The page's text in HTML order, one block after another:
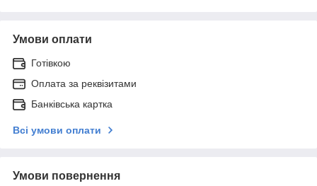
Умови оплати
Готівкою
Оплата за реквізитами
Банківська картка
Всі умови оплати
Умови повернення